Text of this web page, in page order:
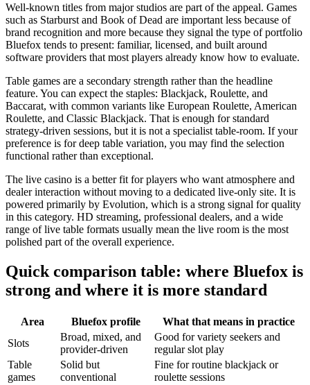
Well-known titles from major studios are part of the appeal. Games
such as Starburst and Book of Dead are important less because of
brand recognition and more because they signal the type of portfolio
Bluefox tends to present: familiar, licensed, and built around
software providers that most players already know how to evaluate.
Table games are a secondary strength rather than the headline
feature. You can expect the staples: Blackjack, Roulette, and
Baccarat, with common variants like European Roulette, American
Roulette, and Classic Blackjack. That is enough for standard
strategy-driven sessions, but it is not a specialist table-room. If your
preference is for deep table variation, you may find the selection
functional rather than exceptional.
The live casino is a better fit for players who want atmosphere and
dealer interaction without moving to a dedicated live-only site. It is
powered primarily by Evolution, which is a strong signal for quality
in this category. HD streaming, professional dealers, and a wide
range of live table formats usually mean the live room is the most
polished part of the overall experience.
Quick comparison table: where Bluefox is
strong and where it is more standard
Area Bluefox profile
What that means in practice
Slots
Broad, mixed, and
provider-driven
Good for variety seekers and
regular slot play
Table
games
Solid but
conventional
Fine for routine blackjack or
roulette sessions